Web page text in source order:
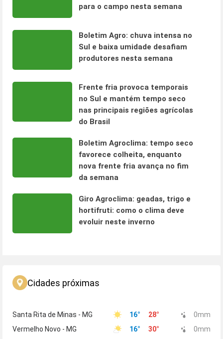
para o campo nesta semana
Boletim Agro: chuva intensa no
Sul e baixa umidade desafiam
produtores nesta semana
Frente fria provoca temporais
no Sul e mantém tempo seco
nas principais regiões agrícolas
do Brasil
Boletim Agroclima: tempo seco
favorece colheita, enquanto
nova frente fria avança no fim
da semana
Giro Agroclima: geadas, trigo e
hortifruti: como o clima deve
evoluir neste inverno
Cidades próximas
Santa Rita de Minas - MG 16° 28° 0mm
Vermelho Novo - MG
16° 30° 0mm